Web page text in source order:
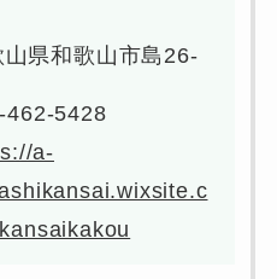
山県和歌山市島26-
462-5428
a-